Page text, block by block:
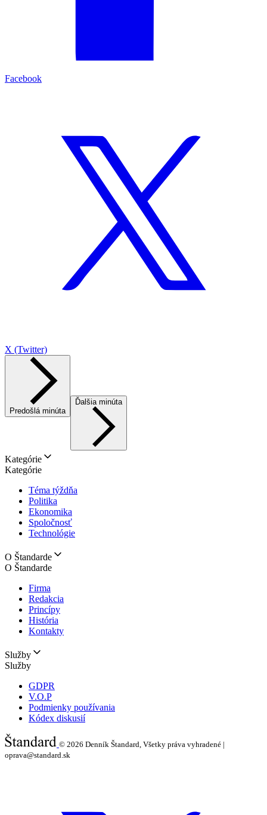
Facebook
X (Twitter)
Predošlá minúta
Ďalšia minúta
Kategórie
Kategórie
Téma týždňa
Politika
Ekonomika
Spoločnosť
Technológie
O Štandarde
O Štandarde
Firma
Redakcia
Princípy
História
Kontakty
Služby
Služby
GDPR
V.O.P
Podmienky používania
Kódex diskusií
© 2026 Denník Štandard, Všetky práva vyhradené |
oprava@standard.sk